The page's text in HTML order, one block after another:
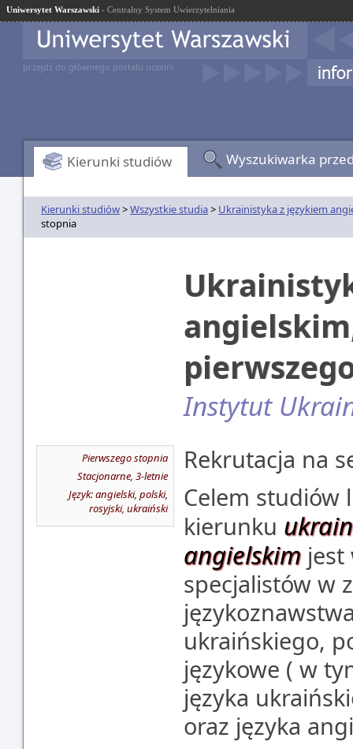
Uniwersytet Warszawski - Centralny System Uwierzytelniania
przejdź do głównego portalu uczelni
Kierunki studiów Wyszukiwarka
Kierunki studiów>Wszystkie studia> Ukrainistyka z językiem
stopnia
Instytut
Pierwszego stopnia
Stacjonarne, 3-letnie
Język: angielski, polski,
rosyjski, ukraiński
Rekrutacja na
Celem studiów
kierunku
angielskimjest
specjalistów w
ukraińskiego,
językowe ( w
języka
oraz języka